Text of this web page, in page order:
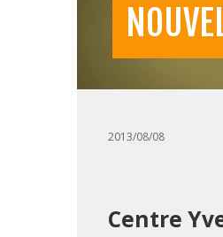
2013/08/08
Centre